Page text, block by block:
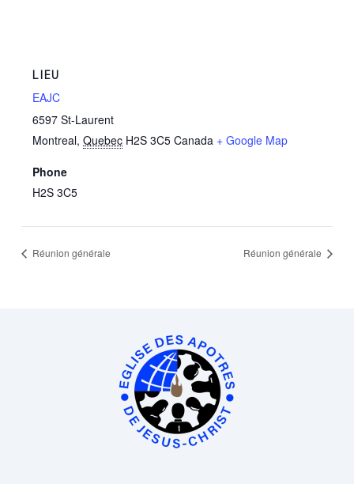
LIEU
EAJC
6597 St-Laurent
Montreal, Quebec H2S 3C5 Canada + Google Map
Phone
H2S 3C5
Réunion générale Réunion générale